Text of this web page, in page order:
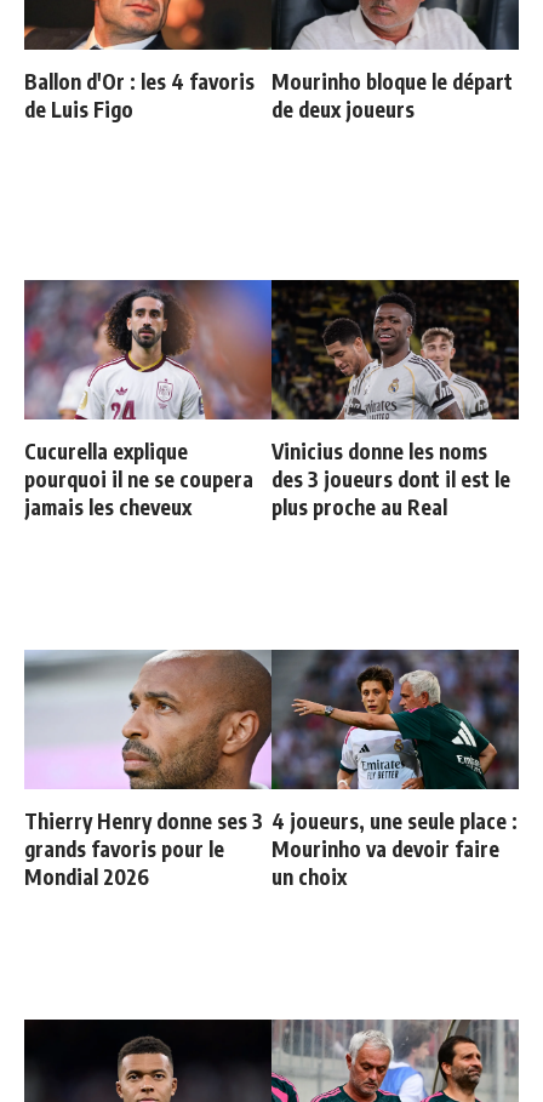
Ballon d'Or : les 4 favoris
de Luis Figo
Mourinho bloque le départ
de deux joueurs
Cucurella explique
pourquoi il ne se coupera
jamais les cheveux
Vinicius donne les noms
des 3 joueurs dont il est le
plus proche au Real
Thierry Henry donne ses 3
grands favoris pour le
Mondial 2026
4 joueurs, une seule place :
Mourinho va devoir faire
un choix